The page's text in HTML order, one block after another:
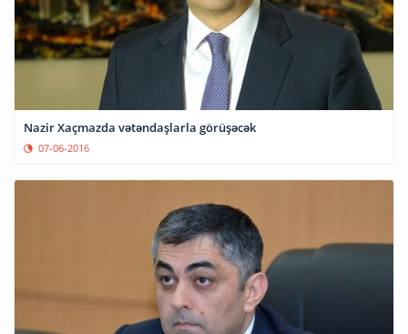
Nazir Xaçmazda vətəndaşlarla görüşəcək
07-06-2016